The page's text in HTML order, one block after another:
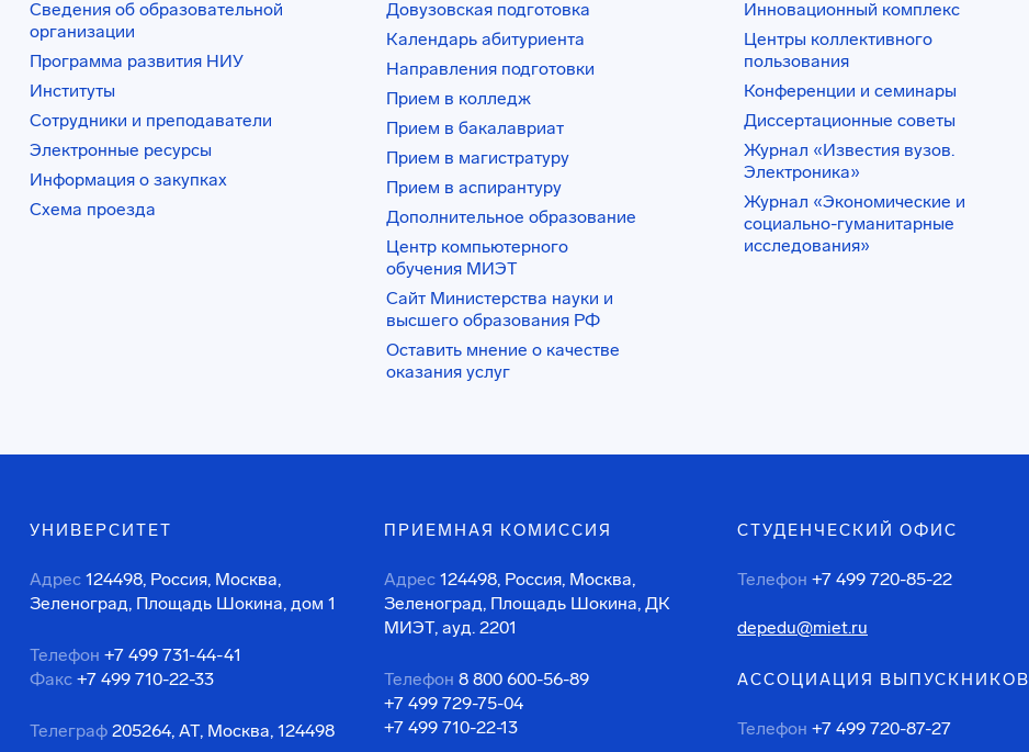
Сведения об образовательной
организации
Программа развития НИУ
Институты
Сотрудники и преподаватели
Электронные ресурсы
Информация о закупках
Схема проезда
Довузовская подготовка
Календарь абитуриента
Направления подготовки
Прием в колледж
Прием в бакалавриат
Прием в магистратуру
Прием в аспирантуру
Дополнительное образование
Центр компьютерного
обучения МИЭТ
Сайт Министерства науки и
высшего образования РФ
Оставить мнение о качестве
оказания услуг
Инновационный комплекс
Центры коллективного
пользования
Конференции и семинары
Диссертационные советы
Журнал «Известия вузов.
Электроника»
Журнал «Экономические и
социально-гуманитарные
исследования»
УНИВЕРСИТЕТ
Адрес 124498, Россия, Москва,
Зеленоград, Площадь Шокина, дом 1
Телефон +7 499 731-44-41
Факс +7 499 710-22-33
Телеграф 205264, АТ, Москва, 124498
ПРИЕМНАЯ КОМИССИЯ
Адрес 124498, Россия, Москва,
Зеленоград, Площадь Шокина, ДК
МИЭТ, ауд. 2201
Телефон 8 800 600-56-89
+7 499 729-75-04
+7 499 710-22-13
СТУДЕНЧЕСКИЙ ОФИС
Телефон +7 499 720-85-22
depedu@miet.ru
АССОЦИАЦИЯ ВЫПУСКНИКОВ
Телефон +7 499 720-87-27